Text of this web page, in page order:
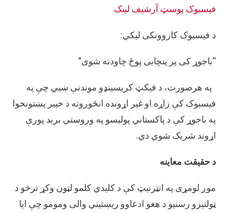
فېسبوک پوسټ آرشيف لینک
د فیسبوک کاروونکی ليکي:
“باجوړ کی پر پنچابی پوځ چاودنه شوی”
په هرصورت، د فیکټ کریسینډو موندنې ښیي چې په
فیسبوک کې زاړه او غیر اړونده انځورونه د خیبر پښتونخوا
په باجوړ کې د پاکستاني پولیسو په وروستي برید پورې
اړوند شریک شوي دي.
د حقیقت معاینه
موږ لومړی په انټرنیټ کې د کلیدي کلمو لټون وکړ ترڅو د
ټولنیزو رسنیو د هغو ادعاوو ریښتیني والی ومومو چې ايا